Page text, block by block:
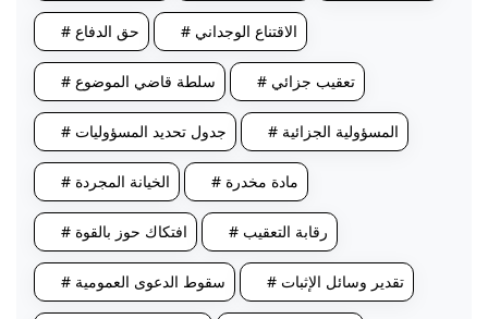
# حق الدفاع # الاقتناع الوجداني
# سلطة قاضي الموضوع # تعقيب جزائي
# جدول تحديد المسؤوليات # المسؤولية الجزائية
# الخيانة المجردة # مادة مخدرة
# افتكاك حوز بالقوة # رقابة التعقيب
# سقوط الدعوى العمومية # تقدير وسائل الإثبات